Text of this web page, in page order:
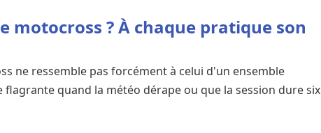
motocross ? À chaque pratique son
ne ressemble pas forcément à celui d'un ensemble
quand la météo dérape ou que la session dure six